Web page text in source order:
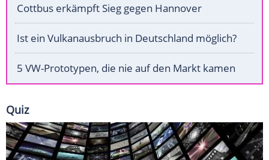
Cottbus erkämpft Sieg gegen Hannover
Ist ein Vulkanausbruch in Deutschland möglich?
5 VW-Prototypen, die nie auf den Markt kamen
Quiz